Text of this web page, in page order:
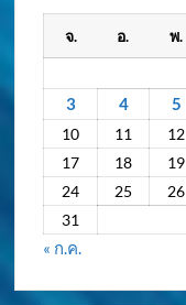
กิจกรรม
ย้อนจ. อ. พ.
3
4 5
10
11 12
17
18 19
24
25 26
31
« ก.ค.